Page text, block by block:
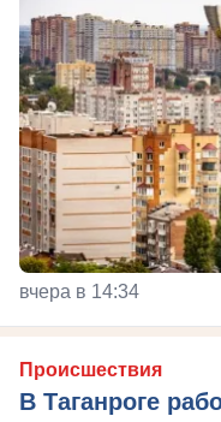
вчера в 14:34
Происшествия
В Таганроге